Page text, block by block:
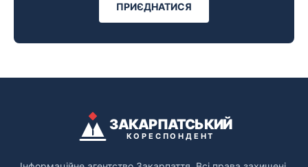
ПРИЄДНАТИСЯ
ЗАКАРПАТСЬКИЙ
КОРЕСПОНДЕНТ